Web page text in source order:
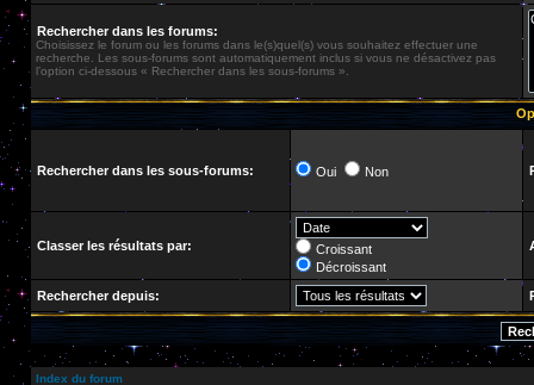
Rechercher dans les forums:
Choisissez le forum ou les forums dans le(s)quel(s) vous souhaitez effectuer une
recherche. Les sous-forums sont automatiquement inclus si vous ne désactivez pas
l’option ci-dessous « Rechercher dans les sous-forums ».
Rechercher dans les sous-forums: Oui Non
Classer les résultats par:
Croissant
Décroissant
Rechercher depuis:
Index du forum